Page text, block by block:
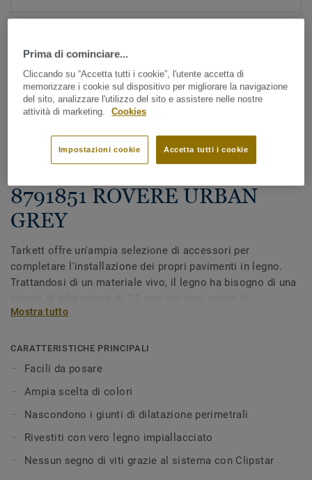
Accessori coordinati
Battiscopa decorativo in legno -
8791851 ROVERE URBAN
GREY
Tarkett offre un'ampia selezione di accessori per
completare l'installazione dei propri pavimenti in legno.
Trattandosi di un materiale vivo, il legno ha bisogno di una
pavimento o di 8-10 mm tra il pavimento e la parete o
coperto utilizzando battiscopa o profili. I profili possono
essere installati con chiodi, viti, adesivi o con Clipstar. I
battiscopa Clipstar impiallacciati sono disponibili in
un'ampia varietà di colori. Il sistema Clipstar è
estremamente facile da utilizzare: il battiscopa viene
Il legno è un materiale naturale, possono pertanto
verificarsi variazioni di colore.
Mostra tutto
CARATTERISTICHE PRINCIPALI
Facili da posare
Ampia scelta di colori
Nascondono i giunti di dilatazione perimetrali
Rivestiti con vero legno impiallacciato
Nessun segno di viti grazie al sistema con Clipstar
Prima di cominciare...
Cliccando su “Accetta tutti i cookie”, l'utente accetta di
memorizzare i cookie sul dispositivo per migliorare la navigazione
del sito, analizzare l'utilizzo del sito e assistere nelle nostre
attività di marketing.
Cookies
Accetta tutti i cookie
Impostazioni cookie